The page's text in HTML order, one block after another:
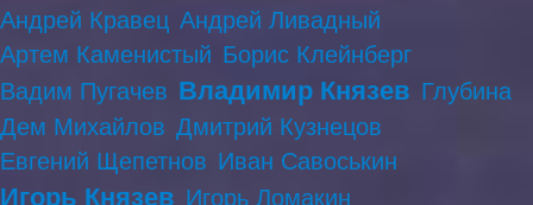
Андрей Кравец Андрей Ливадный
Артем Каменистый Борис Клейнберг
Вадим Пугачев Владимир Князев Глубина
Дем Михайлов Дмитрий Кузнецов
Евгений Щепетнов Иван Савоськин
Игорь Князев Игорь Ломакин